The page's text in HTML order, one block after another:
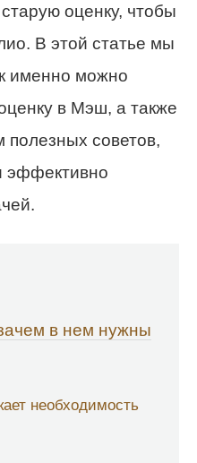
оценку, чтобы
В этой статье мы
именно можно
в Мэш, а также
советов,
эффективно
в нем нужны
необходимость